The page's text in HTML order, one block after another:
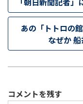
あの「トトロの
なぜか
コメントを残す